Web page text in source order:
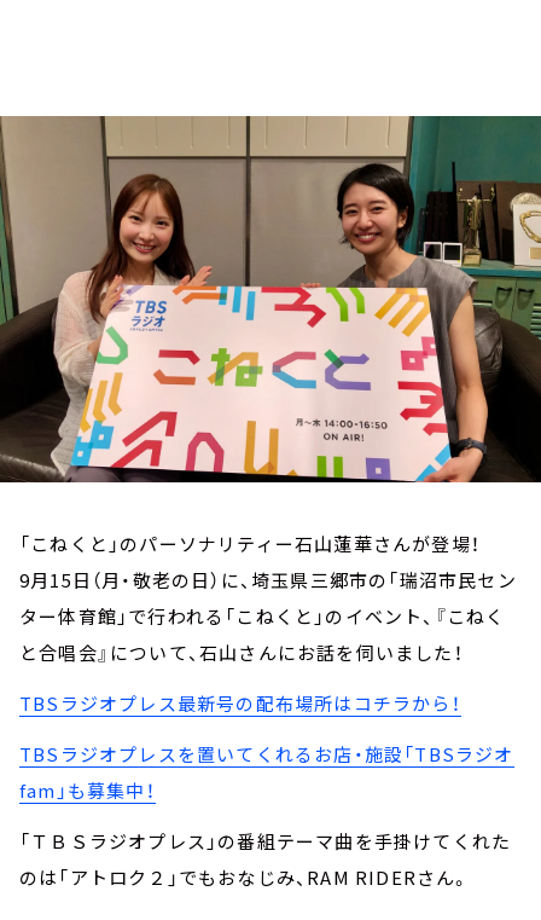
イベント・グッズ
YouTube
会社情報
「こねくと」のパーソナリティー石山蓮華さんが登場！
9月15日（月・敬老の日）に、埼玉県三郷市の「瑞沼市民セン
ター体育館」で行われる「こねくと」のイベント、『こねく
と合唱会』について、石山さんにお話を伺いました！
TBSラジオプレス最新号の配布場所はコチラから！
TBSラジオプレスを置いてくれるお店・施設「TBSラジオ
fam」も募集中！
「ＴＢＳラジオプレス」の番組テーマ曲を手掛けてくれた
のは「アトロク２」でもおなじみ、RAM RIDERさん。